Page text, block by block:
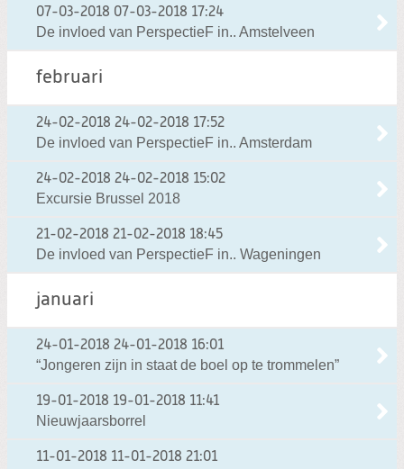
07-03-2018 07-03-2018 17:24
De invloed van PerspectieF in.. Amstelveen
februari
24-02-2018 24-02-2018 17:52
De invloed van PerspectieF in.. Amsterdam
24-02-2018 24-02-2018 15:02
Excursie Brussel 2018
21-02-2018 21-02-2018 18:45
De invloed van PerspectieF in.. Wageningen
januari
24-01-2018 24-01-2018 16:01
“Jongeren zijn in staat de boel op te trommelen”
19-01-2018 19-01-2018 11:41
Nieuwjaarsborrel
11-01-2018 11-01-2018 21:01